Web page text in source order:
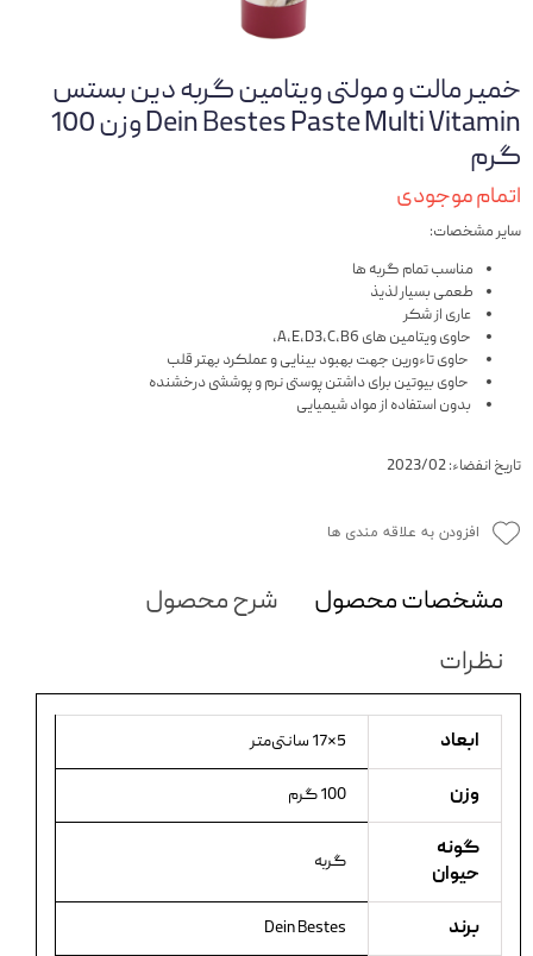
خمیر مالت و مولتی ویتامین گربه دین بستس
Dein Bestes Paste Multi Vitamin وزن 100
گرم
اتمام موجودی
سایر مشخصات:
مناسب تمام گربه ها
طعمی بسیار لذیذ
عاری از شکر
حاوی ویتامین های A,E,D3,C,B6,
حاوی تاءورین جهت بهبود بینایی و عملکرد بهتر قلب
حاوی بیوتین برای داشتن پوستی نرم و پوششی درخشنده
بدون استفاده از مواد شیمیایی
تاریخ انفضاء: 2023/02
افزودن به علاقه مندی ها
مشخصات محصول
شرح محصول
نظرات
ابعاد 5×17 سانتی‌متر
وزن 100 گرم
گونه
حیوان
گربه
برند Dein Bestes